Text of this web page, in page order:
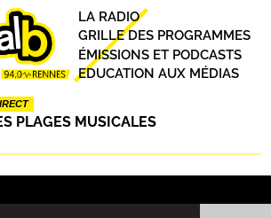
PLAGES MUSICALES
Principal
LA RADIO
GRILLE DES PROGRAMMES
ÉMISSIONS ET PODCASTS
EDUCATION AUX MÉDIAS